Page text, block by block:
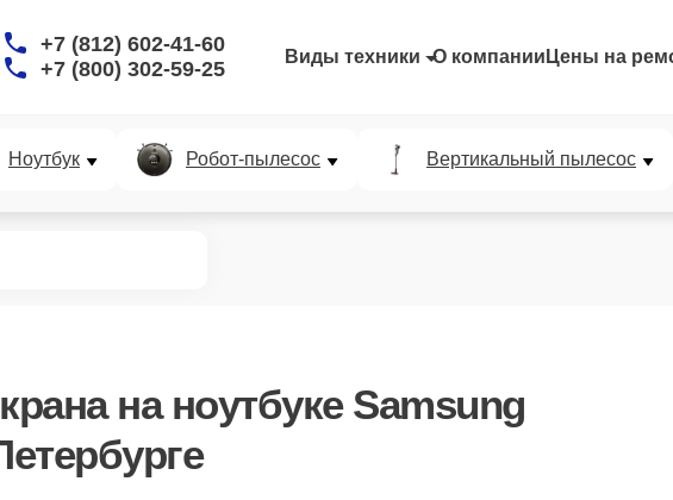
+7 (812) 602-41-60
+7 (800) 302-59-25
Виды техники О компании Цены на
Ноутбук Робот-пылесос Вертикальный пылесос
на ноутбуке Samsung